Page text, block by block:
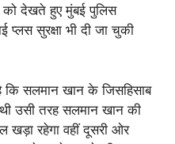
देखते हुए मुंबई पुलिस
प्लस सुरक्षा भी दी जा चुकी
सलमान खान के जिसहिसाब
थी उसी तरह सलमान खान की
खड़ा रहेगा वहीं दूसरी ओर